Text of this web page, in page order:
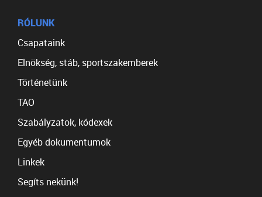
RÓLUNK
Csapataink
Elnökség, stáb, sportszakemberek
Történetünk
TAO
Szabályzatok, kódexek
Egyéb dokumentumok
Linkek
Segíts nekünk!